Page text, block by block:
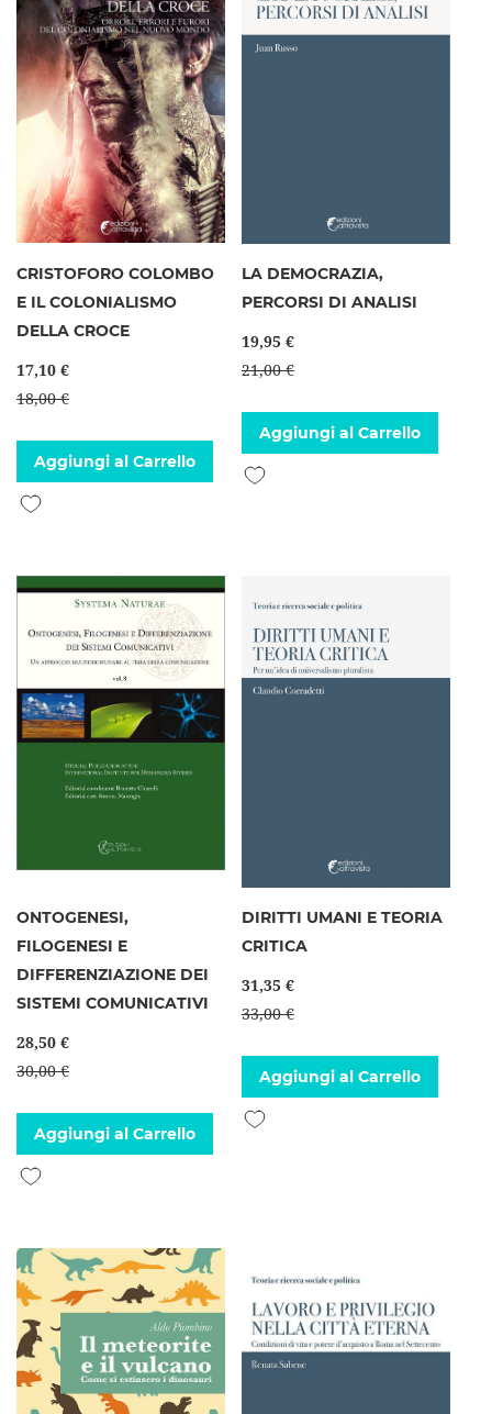
CRISTOFORO COLOMBO
E IL COLONIALISMO
DELLA CROCE
17,10 €
18,00 €
Aggiungi al Carrello
Aggiungi alla lista desideri
LA DEMOCRAZIA,
PERCORSI DI ANALISI
19,95 €
21,00 €
Aggiungi al Carrello
Aggiungi alla lista desideri
ONTOGENESI,
FILOGENESI E
DIFFERENZIAZIONE DEI
SISTEMI COMUNICATIVI
28,50 €
30,00 €
Aggiungi al Carrello
Aggiungi alla lista desideri
DIRITTI UMANI E TEORIA
CRITICA
31,35 €
33,00 €
Aggiungi al Carrello
Aggiungi alla lista desideri